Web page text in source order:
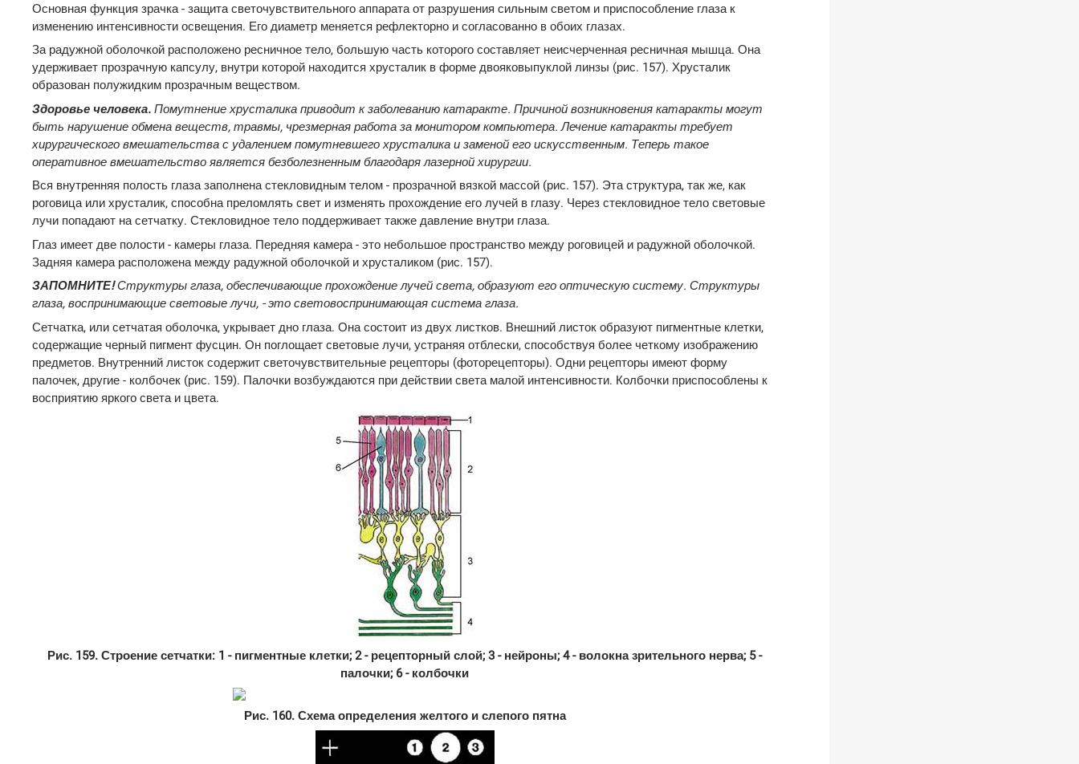
Основная функция зрачка - защита светочувствительного аппарата от разрушения сильным светом и приспособление глаза к
изменению интенсивности освещения. Его диаметр меняется рефлекторно и согласованно в обоих глазах.
За радужной оболочкой расположено ресничное тело, большую часть которого составляет неисчерченная ресничная мышца. Она
удерживает прозрачную капсулу, внутри которой находится хрусталик в форме двояковыпуклой линзы (рис. 157). Хрусталик
образован полужидким прозрачным веществом.
Здоровье человека. Помутнение хрусталика приводит к заболеванию катаракте. Причиной возникновения катаракты могут
быть нарушение обмена веществ, травмы, чрезмерная работа за монитором компьютера. Лечение катаракты требует
хирургического вмешательства с удалением помутневшего хрусталика и заменой его искусственным. Теперь такое
оперативное вмешательство является безболезненным благодаря лазерной хирургии.
Вся внутренняя полость глаза заполнена стекловидным телом - прозрачной вязкой массой (рис. 157). Эта структура, так же, как
роговица или хрусталик, способна преломлять свет и изменять прохождение его лучей в глазу. Через стекловидное тело световые
лучи попадают на сетчатку. Стекловидное тело поддерживает также давление внутри глаза.
Глаз имеет две полости - камеры глаза. Передняя камера - это небольшое пространство между роговицей и радужной оболочкой.
Задняя камера расположена между радужной оболочкой и хрусталиком (рис. 157).
ЗАПОМНИТЕ!Структуры глаза, обеспечивающие прохождение лучей света, образуют его оптическую систему. Структуры
глаза, воспринимающие световые лучи, - это световоспринимающая система глаза.
Сетчатка, или сетчатая оболочка, укрывает дно глаза. Она состоит из двух листков. Внешний листок образуют пигментные клетки,
содержащие черный пигмент фусцин. Он поглощает световые лучи, устраняя отблески, способствуя более четкому изображению
предметов. Внутренний листок содержит светочувствительные рецепторы (фоторецепторы). Одни рецепторы имеют форму
палочек, другие - колбочек (рис. 159). Палочки возбуждаются при действии света малой интенсивности. Колбочки приспособлены к
восприятию яркого света и цвета.
Рис. 159. Строение сетчатки: 1 - пигментные клетки; 2 - рецепторный слой; 3 - нейроны; 4 - волокна зрительного нерва; 5 -
палочки; 6 - колбочки
Рис. 160. Схема определения желтого и слепого пятна